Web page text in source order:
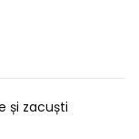
și zacuști